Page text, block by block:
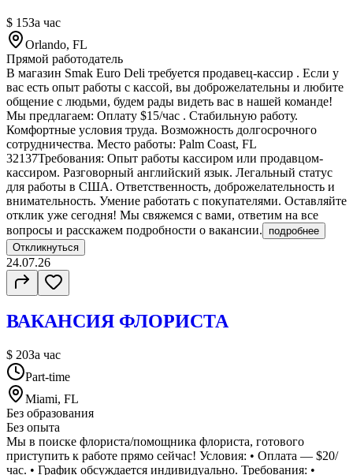
$ 15За час
Orlando, FL
Прямой работодатель
В магазин Smak Euro Deli требуется продавец-кассир . Если у
вас есть опыт работы с кассой, вы доброжелательны и любите
общение с людьми, будем рады видеть вас в нашей команде!
Мы предлагаем: Оплату $15/час . Стабильную работу.
Комфортные условия труда. Возможность долгосрочного
сотрудничества. Место работы: Palm Coast, FL
32137Требования: Опыт работы кассиром или продавцом-
кассиром. Разговорный английский язык. Легальный статус
для работы в США. Ответственность, доброжелательность и
внимательность. Умение работать с покупателями. Оставляйте
отклик уже сегодня! Мы свяжемся с вами, ответим на все
вопросы и расскажем подробности о вакансии.
подробнее
Откликнуться
24.07.26
ВАКАНСИЯ ФЛОРИСТА
$ 20За час
Part-time
Miami, FL
Без образования
Без опыта
Мы в поиске флориста/помощника флориста, готового
приступить к работе прямо сейчас! Условия: • Оплата — $20/
час. • График обсуждается индивидуально. Требования: •